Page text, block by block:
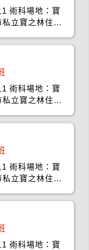
術科場地：寶
立寶之林住宿
術科場地：寶
立寶之林住宿
術科場地：寶
立寶之林住宿
術科場地：寶